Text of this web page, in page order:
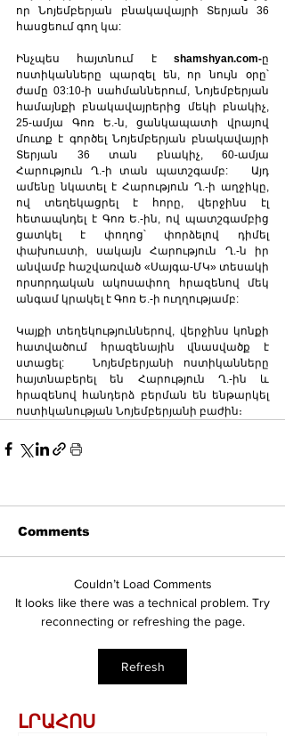
որ Նոյեմբերյան բնակավայրի Տերյան 36
հասցեում գող կա:
Ինչպես հայտնում է shamshyan.com-ը
ոստիկանները պարզել են, որ նույն օրը՝
ժամը 03:10-ի սահմաններում, Նոյեմբերյան
համայնքի բնակավայրերից մեկի բնակիչ,
25-ամյա Գոռ Ե.-ն, ցանկապատի վրայով
մուտք է գործել Նոյեմբերյան բնակավայրի
Տերյան 36 տան բնակիչ, 60-ամյա
Հարություն Ղ.-ի տան պատշգամբ:   Այդ
ամենը նկատել է Հարություն Ղ.-ի աղջիկը,
ով տեղեկացրել է հորը, վերջինս էլ
հետապնդել է Գոռ Ե.-ին, ով պատշգամբից
ցատկել է փողոց՝ փորձելով դիմել
փախուստի, սակայն Հարություն Ղ.-ն իր
անվամբ հաշվառված «Սայգա-ՄԿ» տեսակի
որսորդական ակոսափող հրազենով մեկ
անգամ կրակել է Գոռ Ե.-ի ուղղությամբ:
Կայքի տեղեկություններով, վերջինս կոնքի
հատվածում հրազենային վնասվածք է
ստացել:   Նոյեմբերյանի ոստիկանները
հայտնաբերել են Հարություն Ղ.-ին և
հրազենով հանդերձ բերման են ենթարկել
ոստիկանության Նոյեմբերյանի բաժին։
Comments
Couldn’t Load Comments
It looks like there was a technical problem. Try
reconnecting or refreshing the page.
Refresh
ԼՐԱՀՈՍ